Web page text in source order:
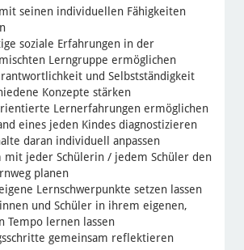
seinen individuellen Fähigkeiten
soziale Erfahrungen in der
Lerngruppe ermöglichen
und Selbstständigkeit
Konzepte stärken
Lernerfahrungen ermöglichen
eines jeden Kindes diagnostizieren
daran individuell anpassen
mit jeder Schülerin / jedem Schüler den
planen
Lernschwerpunkte setzen lassen
und Schüler in ihrem eigenen,
Tempo lernen lassen
gemeinsam reflektieren